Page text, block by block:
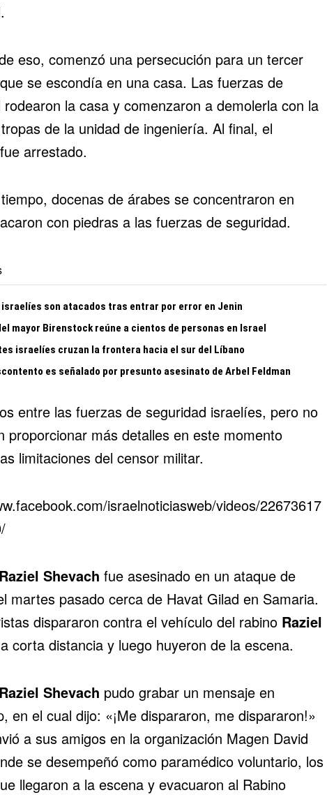
eso, comenzó una persecución para un tercer
se escondía en una casa. Las fuerzas de
rodearon la casa y comenzaron a demolerla con la
de la unidad de ingeniería. Al final, el
arrestado.
docenas de árabes se concentraron en
con piedras a las fuerzas de seguridad.
israelíes son atacados tras entrar por error en Jenin
mayor Birenstock reúne a cientos de personas en Israel
israelíes cruzan la frontera hacia el sur del Líbano
es señalado por presunto asesinato de Arbel Feldman
entre las fuerzas de seguridad israelíes, pero no
proporcionar más detalles en este momento
limitaciones del censor militar.
israelnoticiasweb/videos/22673617
Raziel Shevach fue asesinado en un ataque de
martes pasado cerca de Havat Gilad en Samaria.
dispararon contra el vehículo del rabino Raziel
a corta distancia y luego huyeron de la escena.
Raziel Shevach pudo grabar un mensaje en
en el cual dijo: «¡Me dispararon, me dispararon!»
a sus amigos en la organización Magen David
se desempeñó como paramédico voluntario, los
llegaron a la escena y evacuaron al Rabino